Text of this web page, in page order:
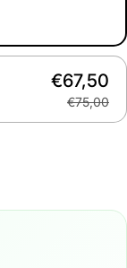
€67,50
€75,00